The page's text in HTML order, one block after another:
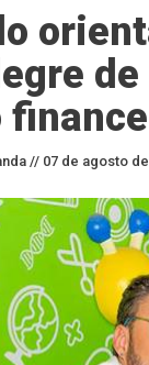
// 07 de agosto